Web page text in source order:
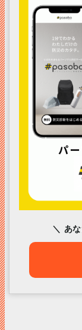
＼ あ